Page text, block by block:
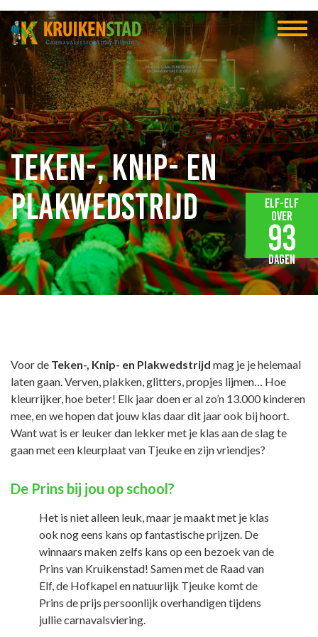
Teken-, Knip- en
Plakwedstrijd
Voor de Teken-, Knip- en Plakwedstrijd mag je je helemaal
laten gaan. Verven, plakken, glitters, propjes lijmen… Hoe
kleurrijker, hoe beter! Elk jaar doen er al zo’n 13.000 kinderen
mee, en we hopen dat jouw klas daar dit jaar ook bij hoort.
Want wat is er leuker dan lekker met je klas aan de slag te
gaan met een kleurplaat van Tjeuke en zijn vriendjes?
De Prins bij jou op school?
Het is niet alleen leuk, maar je maakt met je klas
ook nog eens kans op fantastische prijzen. De
winnaars maken zelfs kans op een bezoek van de
Prins van Kruikenstad! Samen met de Raad van
Elf, de Hofkapel en natuurlijk Tjeuke komt de
Prins de prijs persoonlijk overhandigen tijdens
jullie carnavalsviering.
Elf-elf
over
93
dagen